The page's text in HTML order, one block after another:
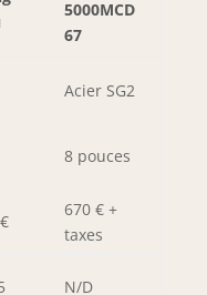
courbé
pointe plus
pour la
La
Ultra-
G-10 est
à la
5000MCD
67
Acier SG2
8 pouces
670 € +
taxes
N/D